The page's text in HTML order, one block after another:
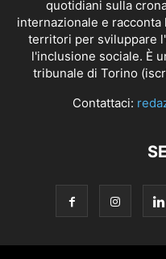
quotidiani sulla
internazionale e
territori per sviluppare
l'inclusione sociale. È
tribunale di Torino
Contattaci: